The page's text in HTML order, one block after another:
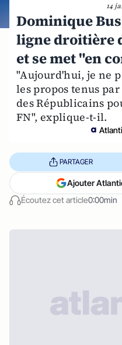
14
Dominique
ligne droitière
et se met "en
"Aujourd'hui, je ne
les propos tenus
des Républicains
FN", explique-t-il.
Écoutez cet article0:00min
PARTAGER
Ajouter